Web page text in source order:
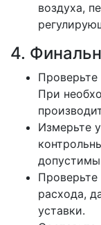
воздуха,
4.
При
Измерьте
Проверьте
расхода,
уставки.